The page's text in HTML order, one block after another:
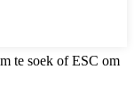
te soek of ESC om